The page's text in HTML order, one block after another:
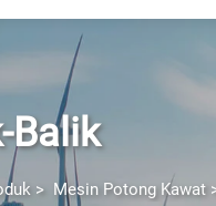
Balik
> Mesin Potong Kawat